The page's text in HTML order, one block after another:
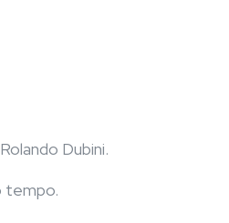
Dubini.
tempo.